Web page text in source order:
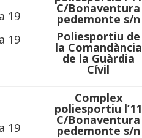
19
19
C/Bonaventura
pedemonte s/n
Poliesportiu de
la Comandància
de la Guàrdia
Cívil
19
Complex
poliesportiu l’11
C/Bonaventura
pedemonte s/n